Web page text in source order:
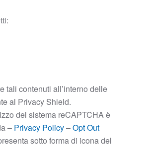
tali contenuti all’interno delle
al Privacy Shield.
del sistema reCAPTCHA è
– Privacy Policy–Opt Out
sotto forma di icona del